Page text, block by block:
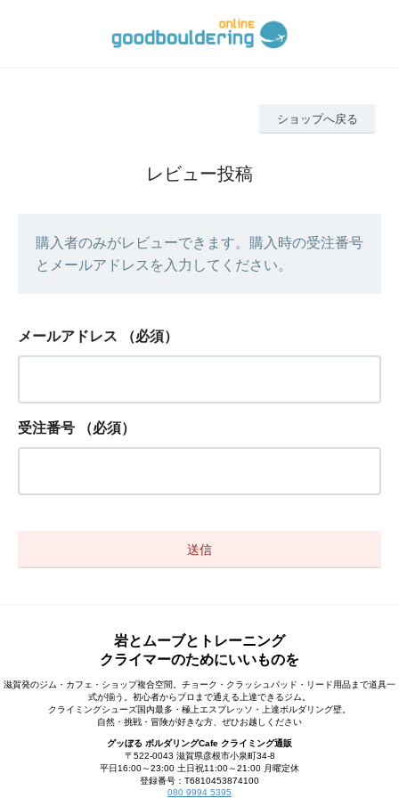
ショップへ戻る
レビュー投稿
購入者のみがレビューできます。購入時の受注番号
とメールアドレスを入力してください。
メールアドレス （必須）
受注番号 （必須）
岩とムーブとトレーニング
クライマーのためにいいものを
滋賀発のジム・カフェ・ショップ複合空間。チョーク・クラッシュパッド・リード用品まで道具一
式が揃う。初心者からプロまで通える上達できるジム。
クライミングシューズ国内最多・極上エスプレッソ・上達ボルダリング壁。
自然・挑戦・冒険が好きな方、ぜひお越しください
グッぼる ボルダリングCafe クライミング通販
〒522-0043 滋賀県彦根市小泉町34-8
平日16:00～23:00 土日祝11:00～21:00 月曜定休
登録番号：T6810453874100
080 9994 5395